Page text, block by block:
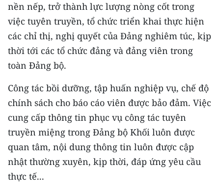
Media Du lịch
Media Thế giới
Media Thể thao
Media Y tế
Media Khoa học - Công nghệ
Media Môi trường
Ảnh
Infographic
nền nếp, trở thành lực lượng nòng cốt trong
việc tuyên truyền, tổ chức triển khai thực hiện
các chỉ thị, nghị quyết của Đảng nghiêm túc, kịp
thời tới các tổ chức đảng và đảng viên trong
toàn Đảng bộ.
Công tác bồi dưỡng, tập huấn nghiệp vụ, chế độ
chính sách cho báo cáo viên được bảo đảm. Việc
cung cấp thông tin phục vụ công tác tuyên
truyền miệng trong Đảng bộ Khối luôn được
quan tâm, nội dung thông tin luôn được cập
nhật thường xuyên, kịp thời, đáp ứng yêu cầu
thực tế...